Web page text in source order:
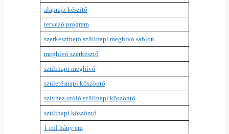
alaprajz készítő
tervező program
szerkeszthető szülinapi meghívó sablon
meghívó szerkesztő
szülinapi meghívó
születésnapi köszöntő
szívhez szóló szülinapi köszöntő
szülinapi köszöntő
1 col hány cm